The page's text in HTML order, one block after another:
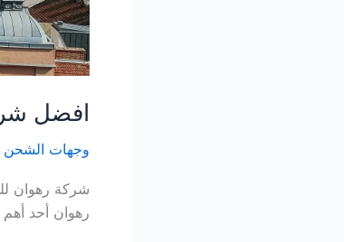
افضل
وجهات الشحن
شركة رهوان
رهوان أحد